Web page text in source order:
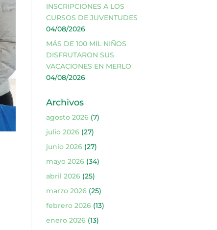
INSCRIPCIONES A LOS
CURSOS DE JUVENTUDES
04/08/2026
MÁS DE 100 MIL NIÑOS
DISFRUTARON SUS
VACACIONES EN MERLO
04/08/2026
Archivos
agosto 2026(7)
julio 2026(27)
junio 2026(27)
mayo 2026(34)
abril 2026(25)
marzo 2026(25)
febrero 2026(13)
enero 2026(13)